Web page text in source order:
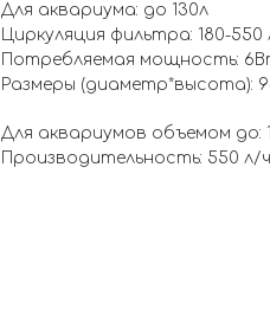
Для аквариума: до 130л
Циркуляция фильтра: 180-550
Потребляемая мощность:
Размеры (диаметр*высота):
Для аквариумов объемом до:
Производительность: 550 л/ч